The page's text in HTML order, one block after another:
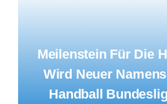
Meilenstein Für Die
Wird Neuer
Handball